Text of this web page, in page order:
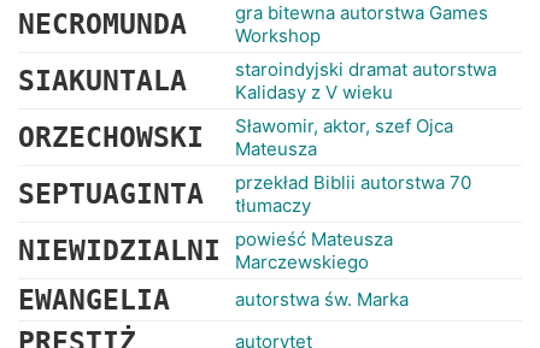
NECROMUNDA
gra bitewna autorstwa Games
Workshop
SIAKUNTALA
staroindyjski dramat autorstwa
Kalidasy z V wieku
ORZECHOWSKI
Sławomir, aktor, szef Ojca
Mateusza
SEPTUAGINTA
przekład Biblii autorstwa 70
tłumaczy
NIEWIDZIALNI
powieść Mateusza
Marczewskiego
EWANGELIA autorstwa św. Marka
autorytet